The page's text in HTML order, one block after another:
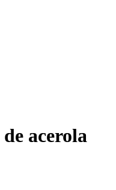
acerola